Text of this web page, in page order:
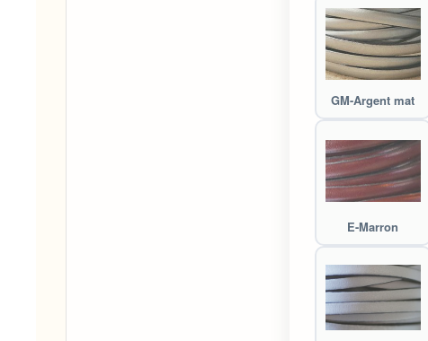
GM-Argent mat
E-Marron